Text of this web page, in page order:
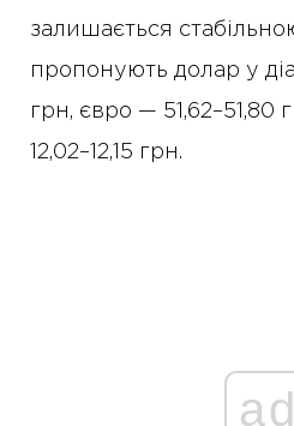
залишається
пропонують долар у
грн, євро — 51,62–51,80
12,02–12,15 грн.
ad